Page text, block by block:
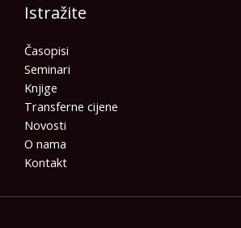
Istražite
Časopisi
Seminari
Knjige
Transferne cijene
Novosti
O nama
Kontakt